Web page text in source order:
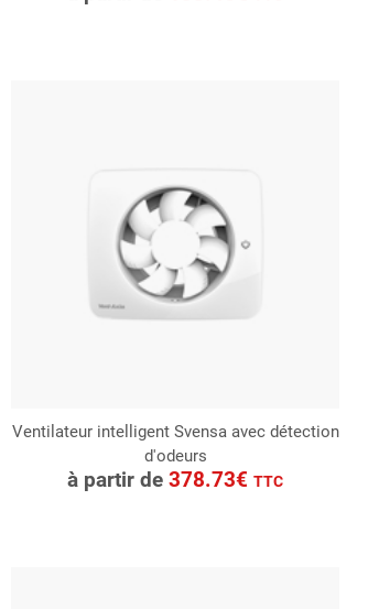
Demande de devis
Ventilateur intelligent Svensa avec détection
d'odeurs
à partir de378.73€TTC
CONSULTER
Demande de devis